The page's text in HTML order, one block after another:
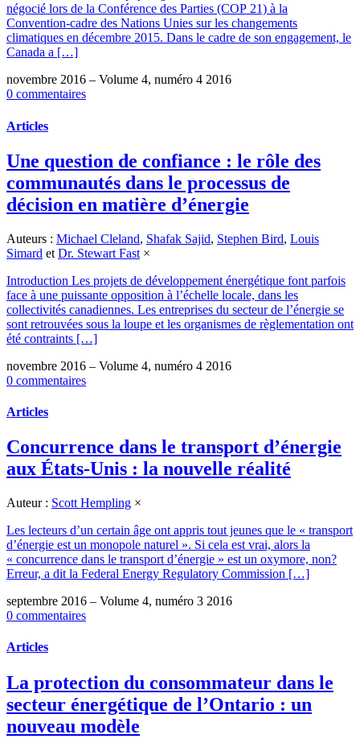
négocié lors de la Conférence des Parties (COP 21) à la
Convention-cadre des Nations Unies sur les changements
climatiques en décembre 2015. Dans le cadre de son engagement, le
Canada a […]
novembre 2016 – Volume 4, numéro 4 2016
0 commentaires
Articles
Une question de confiance : le rôle des
communautés dans le processus de
décision en matière d’énergie
Auteurs : Michael Cleland, Shafak Sajid, Stephen Bird, Louis
Simard et Dr. Stewart Fast ×
Introduction Les projets de développement énergétique font parfois
face à une puissante opposition à l’échelle locale, dans les
collectivités canadiennes. Les entreprises du secteur de l’énergie se
sont retrouvées sous la loupe et les organismes de règlementation ont
été contraints […]
novembre 2016 – Volume 4, numéro 4 2016
0 commentaires
Articles
Concurrence dans le transport d’énergie
aux États-Unis : la nouvelle réalité
Auteur : Scott Hempling ×
Les lecteurs d’un certain âge ont appris tout jeunes que le « transport
d’énergie est un monopole naturel ». Si cela est vrai, alors la
« concurrence dans le transport d’énergie » est un oxymore, non?
Erreur, a dit la Federal Energy Regulatory Commission […]
septembre 2016 – Volume 4, numéro 3 2016
0 commentaires
Articles
La protection du consommateur dans le
secteur énergétique de l’Ontario : un
nouveau modèle